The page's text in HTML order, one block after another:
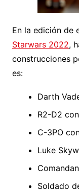
En la edición de
Starwars 2022,
construcciones
es:
Darth
R2-D2
C-3PO
Luke
Soldado